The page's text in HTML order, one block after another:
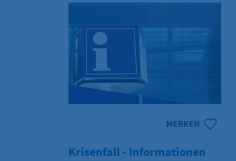
MERKEN
Krisenfall - Informationen